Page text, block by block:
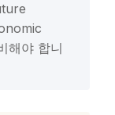
해야 합니